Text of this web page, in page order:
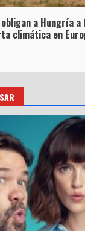
a Hungría
climática en